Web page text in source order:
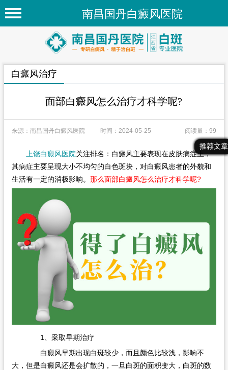
南昌国丹白癜风医院
首页
医院新闻
专家团队
先进技术
白癜风常识
白癜风人群
白癜风部位
在线问诊
最新文章
热门文章
推荐文章
白癜风治疗
面部白癜风怎么治疗才科学呢?
来源：南昌国丹白癜风医院 时间：2024-05-25 阅读量：99
上饶白癜风医院关注排名：白癜风主要表现在皮肤病症上，
其病症主要呈现大小不均匀的白色斑块，对白癜风患者的外貌和
生活有一定的消极影响。 那么面部白癜风怎么治疗才科学呢?
1、采取早期治疗
白癜风早期出现白斑较少，而且颜色比较浅，影响不
大，但是白癜风还是会扩散的，一旦白斑的面积变大，白斑的数